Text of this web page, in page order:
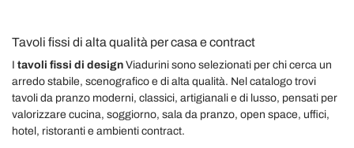
Tavoli fissi di alta qualità per casa e contract
I tavoli fissi di design Viadurini sono selezionati per chi cerca un
arredo stabile, scenografico e di alta qualità. Nel catalogo trovi
tavoli da pranzo moderni, classici, artigianali e di lusso, pensati per
valorizzare cucina, soggiorno, sala da pranzo, open space, uffici,
hotel, ristoranti e ambienti contract.